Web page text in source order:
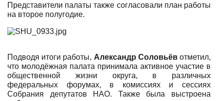
Представители палаты также согласовали план работы
на второе полугодие.
Подводя итоги работы, Александр Соловьёвотметил,
что молодёжная палата принимала активное участие в
общественной жизни округа, в различных
федеральных форумах, в комиссиях и сессиях
Собрания депутатов НАО. Также была выстроена